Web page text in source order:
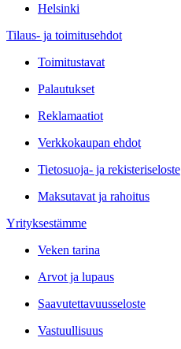
Helsinki
Tilaus- ja toimitusehdot
Toimitustavat
Palautukset
Reklamaatiot
Verkkokaupan ehdot
Tietosuoja- ja rekisteriseloste
Maksutavat ja rahoitus
Yrityksestämme
Veken tarina
Arvot ja lupaus
Saavutettavuusseloste
Vastuullisuus